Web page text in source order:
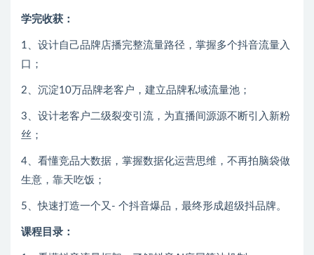
学完收获：
1、设计自己品牌店播完整流量路径，掌握多个抖音流量入
口；
2、沉淀10万品牌老客户，建立品牌私域流量池；
3、设计老客户二级裂变引流，为直播间源源不断引入新粉
丝；
4、看懂竞品大数据，掌握数据化运营思维，不再拍脑袋做
生意，靠天吃饭；
5、快速打造一个又- 个抖音爆品，最终形成超级抖品牌。
课程目录：